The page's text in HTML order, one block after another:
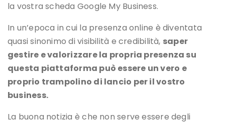
la vostra scheda Google My Business.
In un’epoca in cui la presenza online è diventata
quasi sinonimo di visibilità e credibilità, saper
gestire e valorizzare la propria presenza su
questa piattaforma può essere un vero e
proprio trampolino di lancio per il vostro
business.
La buona notizia è che non serve essere degli